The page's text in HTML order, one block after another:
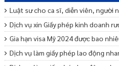
Luật sư cho ca sĩ, diễn viên, người
Dịch vụ xin Giấy phép kinh doanh
Gia hạn visa Mỹ 2024 được bao
Dịch vụ làm giấy phép lao động